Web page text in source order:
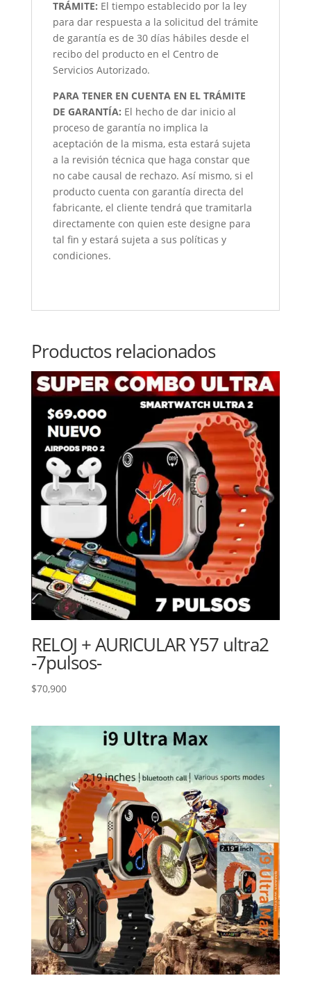
TRÁMITE: El tiempo establecido por la ley
para dar respuesta a la solicitud del trámite
de garantía es de 30 días hábiles desde el
recibo del producto en el Centro de
Servicios Autorizado.
PARA TENER EN CUENTA EN EL TRÁMITE
DE GARANTÍA: El hecho de dar inicio al
proceso de garantía no implica la
aceptación de la misma, esta estará sujeta
a la revisión técnica que haga constar que
no cabe causal de rechazo. Así mismo, si el
producto cuenta con garantía directa del
fabricante, el cliente tendrá que tramitarla
directamente con quien este designe para
tal fin y estará sujeta a sus políticas y
condiciones.
Productos relacionados
RELOJ + AURICULAR Y57 ultra2
-7pulsos-
$70,900